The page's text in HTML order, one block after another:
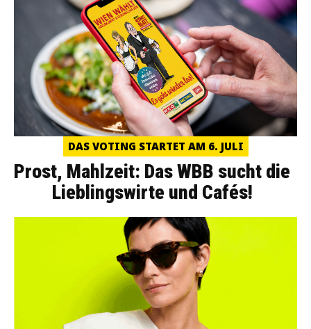
DAS VOTING STARTET AM 6. JULI
Prost, Mahlzeit: Das WBB sucht die
Lieblingswirte und Cafés!